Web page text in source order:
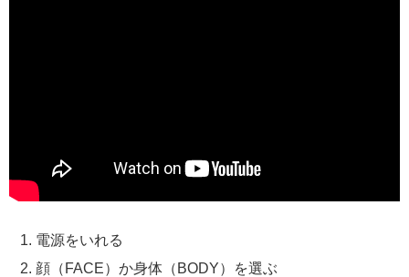
電源をいれる
顔（FACE）か身体（BODY）を選ぶ